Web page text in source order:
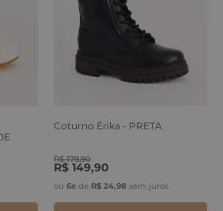
Coturno Érika - PRETA
R$ 179,90
R$ 149,90
ou 6x de R$ 24,98 sem juros